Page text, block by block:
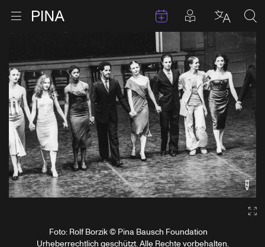
Menu öffnen TermineBeiträge in
Foto: Rolf Borzik © Pina Bausch Foundation
Urheberrechtlich geschützt. Alle Rechte vorbehalten.